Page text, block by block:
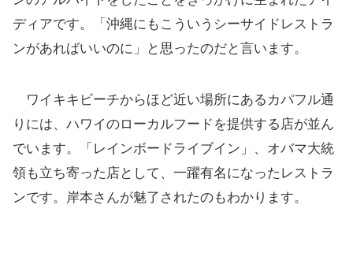
ディアです。「沖縄にもこういうシーサイドレストラ
ンがあればいいのに」と思ったのだと言います。
ワイキキビーチからほど近い場所にあるカパフル通
りには、ハワイのローカルフードを提供する店が並ん
でいます。「レインボードライブイン」、オバマ大統
領も立ち寄った店として、一躍有名になったレストラ
ンです。岸本さんが魅了されたのもわかります。